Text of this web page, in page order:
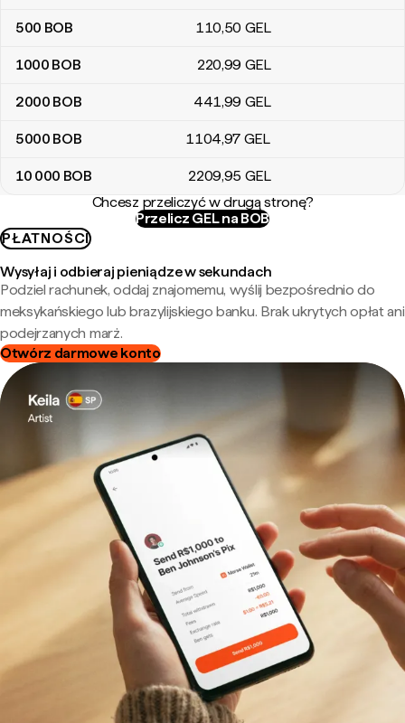
500 BOB 110,50 GEL
1000 BOB 220,99 GEL
2000 BOB 441,99 GEL
5000 BOB 1104,97 GEL
10 000 BOB 2209,95 GEL
Chcesz przeliczyć w drugą stronę?
Przelicz GEL na BOB
PŁATNOŚCI
Wysyłaj i odbieraj pieniądze w sekundach
Podziel rachunek, oddaj znajomemu, wyślij bezpośrednio do
meksykańskiego lub brazylijskiego banku. Brak ukrytych opłat ani
podejrzanych marż.
Otwórz darmowe konto